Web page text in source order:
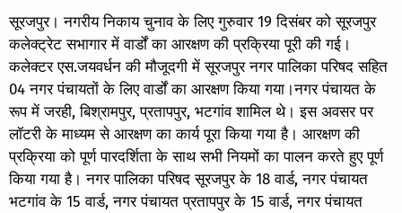
सूरजपुर। नगरीय निकाय चुनाव के लिए गुरुवार 19 दिसंबर को सूरजपुर
कलेक्ट्रेट सभागार में वार्डों का आरक्षण की प्रक्रिया पूरी की गई।
कलेक्टर एस.जयवर्धन की मौजूदगी में सूरजपुर नगर पालिका परिषद सहित
04 नगर पंचायतों के लिए वार्डों का आरक्षण किया गया।नगर पंचायत के
रूप में जरही, बिश्रामपुर, प्रतापपुर, भटगांव शामिल थे। इस अवसर पर
लॉटरी के माध्यम से आरक्षण का कार्य पूरा किया गया है। आरक्षण की
प्रक्रिया को पूर्ण पारदर्शिता के साथ सभी नियमों का पालन करते हुए पूर्ण
किया गया है। नगर पालिका परिषद सूरजपुर के 18 वार्ड, नगर पंचायत
भटगांव के 15 वार्ड, नगर पंचायत प्रतापपुर के 15 वार्ड, नगर पंचायत